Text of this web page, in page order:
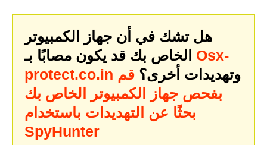
هل تشك في أن جهاز الكمبيوتر
Osx-
protect.co.in
وتهديدات أخرى؟ قم
بفحص جهاز الكمبيوتر الخاص بك
بحثًا عن التهديدات باستخدام
SpyHunter